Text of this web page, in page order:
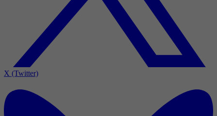
X (Twitter)